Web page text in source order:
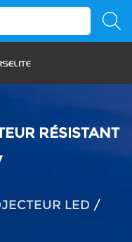
RÉSISTANT
LED /